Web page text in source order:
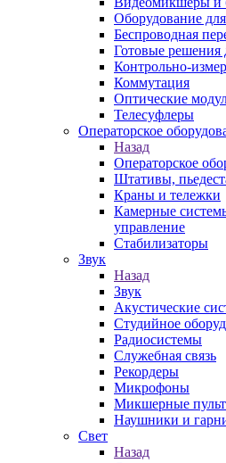
Оборудование
Беспроводная
Готовые решения
Контрольно-
Коммутация
Оптические
Телесуфлеры
Операторское
Назад
Операторское
Штативы,
Краны и тележки
Камерные
управление
Стабилизаторы
Звук
Назад
Звук
Акустические
Студийное
Радиосистемы
Служебная связь
Рекордеры
Микрофоны
Микшерные
Наушники и
Свет
Назад